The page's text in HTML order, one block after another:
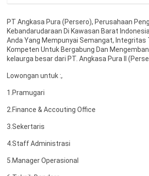
PT Angkasa Pura (Persero), Perusahaan
Kebandarudaraan Di Kawasan Barat
Anda Yang Mempunyai Semangat, Integritas
Kompeten Untuk Bergabung Dan
kelaurga besar dari PT. Angkasa Pura II
Lowongan untuk :,
1.Pramugari
2.Finance & Accouting Office
3.Sekertaris
4.Staff Administrasi
5.Manager Operasional